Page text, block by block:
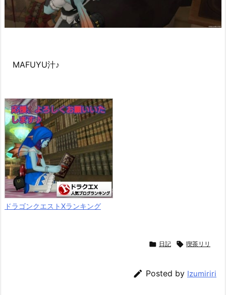
MAFUYU汁♪
ドラゴンクエストXランキング
 日記  喫茶リリ
 Posted by Izumiriri